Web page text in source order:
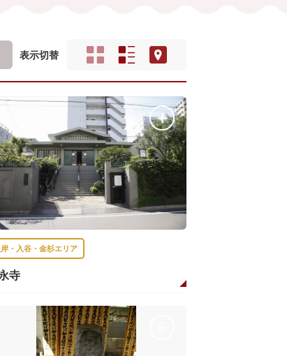
表示切替
・入谷・金杉エリア
寺